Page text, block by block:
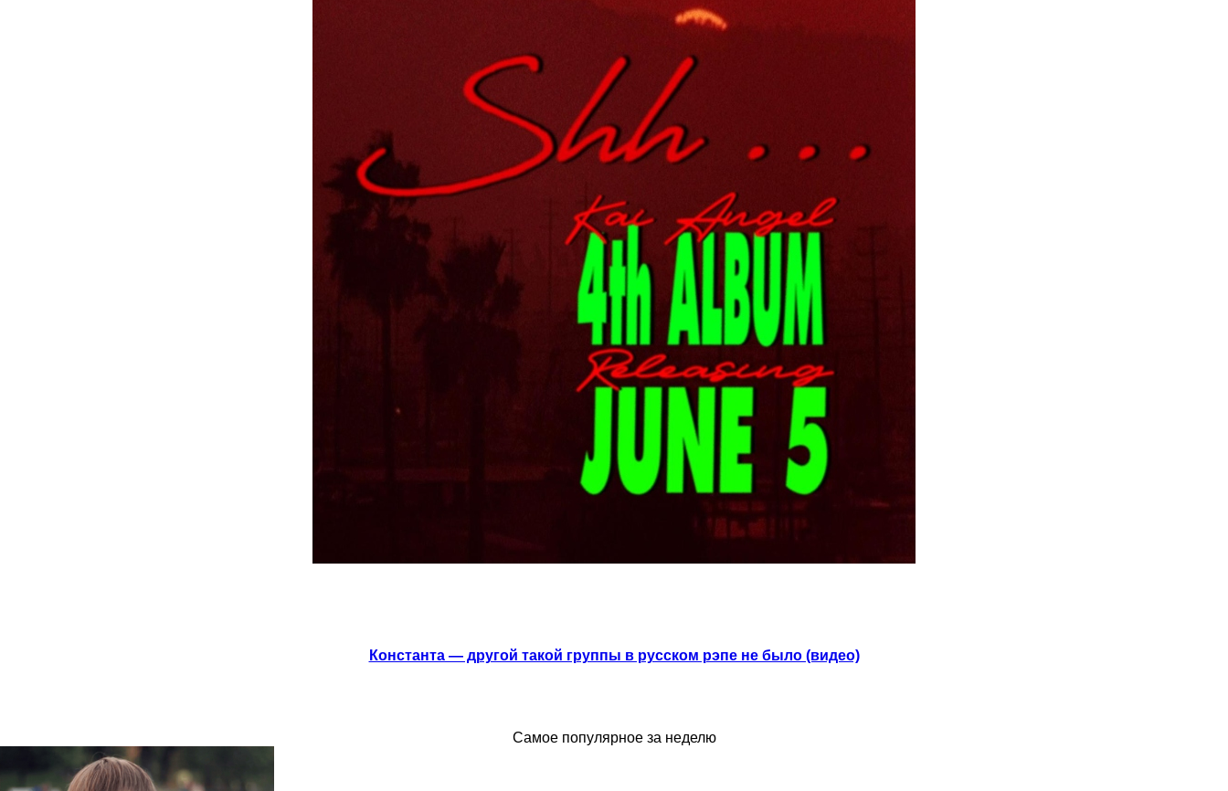
Константа — другой такой группы в русском рэпе не было (видео)
Самое популярное за неделю